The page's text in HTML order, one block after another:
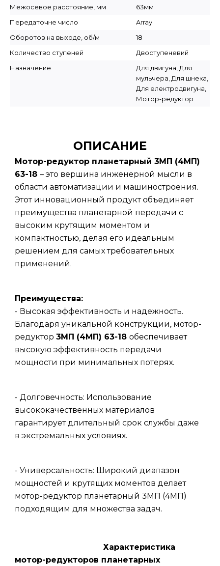
Межосевое расстояние, мм
63мм
Передаточне число
Array
Оборотов на выходе, об/м
18
Количество ступеней
Двоступеневий
Назначение
Для двигуна, Для
мульчера, Для шнека,
Для електродвигуна,
Мотор-редуктор
ОПИСАНИЕ
Мотор-редуктор планетарный 3МП (4МП)
63-18 – это вершина инженерной мысли в
области автоматизации и машиностроения.
Этот инновационный продукт объединяет
преимущества планетарной передачи с
высоким крутящим моментом и
компактностью, делая его идеальным
решением для самых требовательных
применений.
Преимущества:
- Высокая эффективность и надежность.
Благодаря уникальной конструкции, мотор-
редуктор 3МП (4МП) 63-18 обеспечивает
высокую эффективность передачи
мощности при минимальных потерях.
- Долговечность: Использование
высококачественных материалов
гарантирует длительный срок службы даже
в экстремальных условиях.
- Универсальность: Широкий диапазон
мощностей и крутящих моментов делает
мотор-редуктор планетарный 3МП (4МП)
подходящим для множества задач.
Характеристика
мотор-редукторов планетарных